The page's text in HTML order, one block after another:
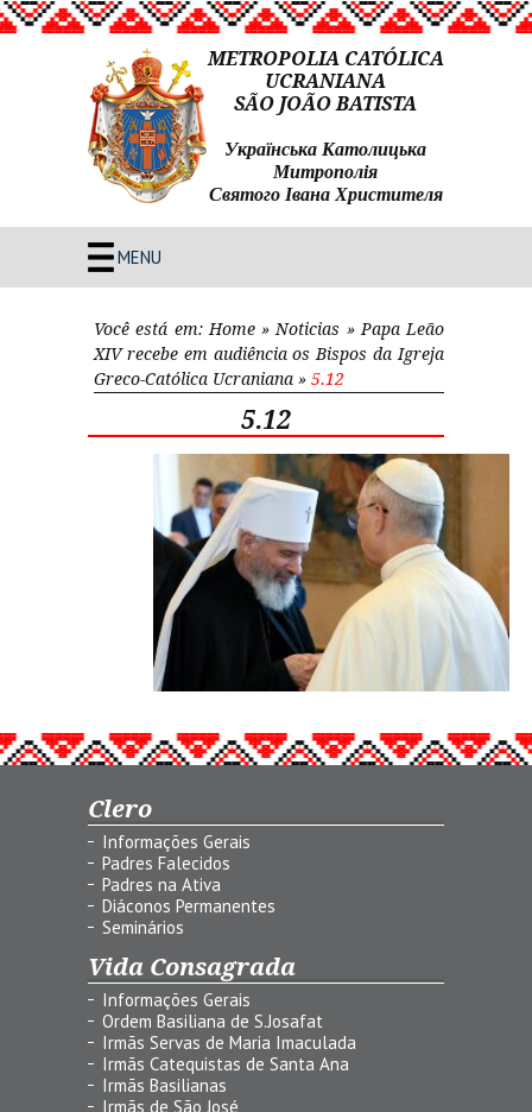
METROPOLIA CATÓLICA
UCRANIANA
SÃO JOÃO BATISTA
Українська Католицька
Митрополія
Святого Івана Христителя
MENU
Você está em: Home» Noticias » Papa Leão
XIV recebe em audiência os Bispos da Igreja
Greco-Católica Ucraniana » 5.12
5.12
Clero
Informações Gerais
Padres Falecidos
Padres na Ativa
Diáconos Permanentes
Seminários
Vida Consagrada
Informações Gerais
Ordem Basiliana de S.Josafat
Irmãs Servas de Maria Imaculada
Irmãs Catequistas de Santa Ana
Irmãs Basilianas
Irmãs de São José